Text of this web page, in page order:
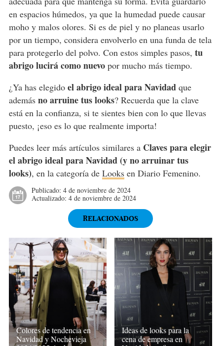
en espacios húmedos, ya que la humedad puede causar
moho y malos olores. Si es de piel y no planeas usarlo
por un tiempo, considera envolverlo en una funda de tela
para protegerlo del polvo. Con estos simples pasos, tu
abrigo lucirá como nuevopor mucho más tiempo.
¿Ya has elegido el abrigo ideal para Navidad que
además no arruine tus looks? Recuerda que la clave
está en la confianza, si te sientes bien con lo que llevas
puesto, ¡eso es lo que realmente importa!
Puedes leer más artículos similares a Claves para elegir
el abrigo ideal para Navidad (y no arruinar tus
looks), en la categoría de Looksen Diario Femenino.
Publicado: 4 de noviembre de 2024
Actualizado: 4 de noviembre de 2024
RELACIONADOS
Colores de tendencia en
Navidad y Nochevieja
Ideas de looks para la
cena de empresa en